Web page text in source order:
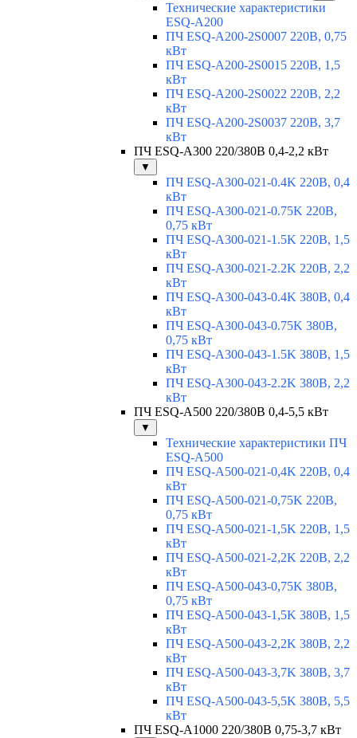
Технические характеристики
ESQ-A200
ПЧ ESQ-A200-2S0007 220В, 0,75
кВт
ПЧ ESQ-A200-2S0015 220В, 1,5
кВт
ПЧ ESQ-A200-2S0022 220В, 2,2
кВт
ПЧ ESQ-A200-2S0037 220В, 3,7
кВт
ПЧ ESQ-A300 220/380В 0,4-2,2 кВт
▼
ПЧ ESQ-A300-021-0.4K 220В, 0,4
кВт
ПЧ ESQ-A300-021-0.75K 220В,
0,75 кВт
ПЧ ESQ-A300-021-1.5K 220В, 1,5
кВт
ПЧ ESQ-A300-021-2.2K 220В, 2,2
кВт
ПЧ ESQ-A300-043-0.4K 380В, 0,4
кВт
ПЧ ESQ-A300-043-0.75K 380В,
0,75 кВт
ПЧ ESQ-A300-043-1.5K 380В, 1,5
кВт
ПЧ ESQ-A300-043-2.2K 380В, 2,2
кВт
ПЧ ESQ-A500 220/380В 0,4-5,5 кВт
▼
Технические характеристики ПЧ
ESQ-A500
ПЧ ESQ-A500-021-0,4K 220В, 0,4
кВт
ПЧ ESQ-A500-021-0,75K 220В,
0,75 кВт
ПЧ ESQ-A500-021-1,5K 220В, 1,5
кВт
ПЧ ESQ-A500-021-2,2K 220В, 2,2
кВт
ПЧ ESQ-A500-043-0,75K 380В,
0,75 кВт
ПЧ ESQ-A500-043-1,5K 380В, 1,5
кВт
ПЧ ESQ-A500-043-2,2K 380В, 2,2
кВт
ПЧ ESQ-A500-043-3,7K 380В, 3,7
кВт
ПЧ ESQ-A500-043-5,5K 380В, 5,5
кВт
ПЧ ESQ-A1000 220/380В 0,75-3,7 кВт